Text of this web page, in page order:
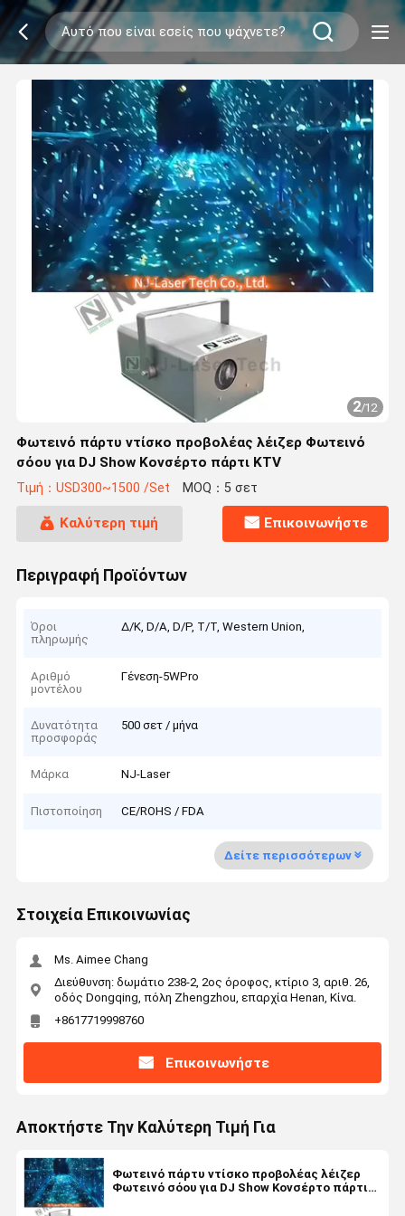
2/12
Φωτεινό πάρτυ ντίσκο προβολέας λέιζερ Φωτεινό
σόου για DJ Show Κονσέρτο πάρτι KTV
Τιμή：USD300~1500 /Set MOQ：5 σετ
Καλύτερη τιμή Επικοινωνήστε
Περιγραφή Προϊόντων
Όροι
πληρωμής
Δ/Κ, D/Α, D/P, T/T, Western Union,
Αριθμό
μοντέλου
Γένεση-5WPro
Δυνατότητα
προσφοράς
500 σετ / μήνα
Μάρκα NJ-Laser
Πιστοποίηση CE/ROHS / FDA
Δείτε περισσότερων
Στοιχεία Επικοινωνίας
Ms. Aimee Chang
Διεύθυνση: δωμάτιο 238-2, 2ος όροφος, κτίριο 3, αριθ. 26,
οδός Dongqing, πόλη Zhengzhou, επαρχία Henan, Κίνα.
+8617719998760
Επικοινωνήστε
Αποκτήστε Την Καλύτερη Τιμή Για
Φωτεινό πάρτυ ντίσκο προβολέας λέιζερ
Φωτεινό σόου για DJ Show Κονσέρτο πάρτι